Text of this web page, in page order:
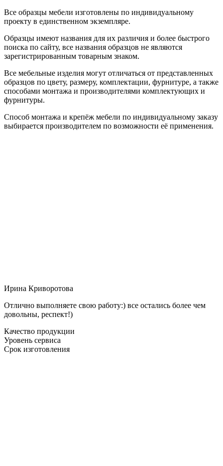
Все образцы мебели изготовлены по индивидуальному
проекту в единственном экземпляре.
Образцы имеют названия для их различия и более быстрого
поиска по сайту, все названия образцов не являются
зарегистрированным товарным знаком.
Все мебельные изделия могут отличаться от представленных
образцов по цвету, размеру, комплектации, фурнитуре, а также
способами монтажа и производителями комплектующих и
фурнитуры.
Способ монтажа и крепёж мебели по индивидуальному заказу
выбирается производителем по возможности её применения.
Ирина Криворотова
Отлично выполняете свою работу:) все остались более чем
довольны, респект!)
Качество продукции
Уровень сервиса
Срок изготовления